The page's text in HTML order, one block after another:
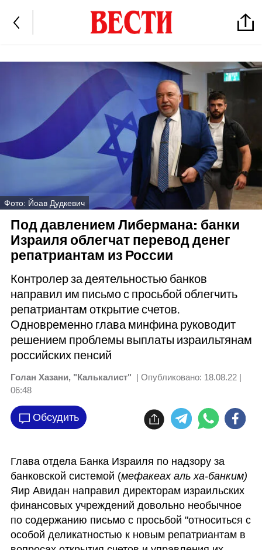
Фото: Йоав Дудкевич
Под давлением Либермана: банки
Израиля облегчат перевод денег
репатриантам из России
Контролер за деятельностью банков
направил им письмо с просьбой облегчить
репатриантам открытие счетов.
Одновременно глава минфина руководит
решением проблемы выплаты израильтянам
российских пенсий
Голан Хазани, "Калькалист" | Опубликовано: 18.08.22 |
06:48
Обсудить
Глава отдела Банка Израиля по надзору за
банковской системой (мефакеах аль ха-банким)
Яир Авидан направил директорам израильских
финансовых учреждений довольно необычное
по содержанию письмо с просьбой "относиться с
особой деликатностью к новым репатриантам в